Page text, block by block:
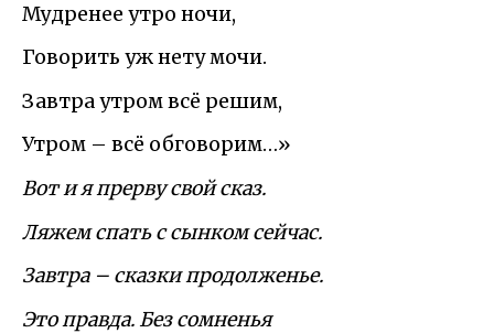
Мудренее утро ночи,
Говорить уж нету мочи.
Завтра утром всё решим,
Утром – всё обговорим…»
Вот и я прерву свой сказ.
Ляжем спать с сынком сейчас.
Завтра – сказки продолженье.
Это правда. Без сомненья